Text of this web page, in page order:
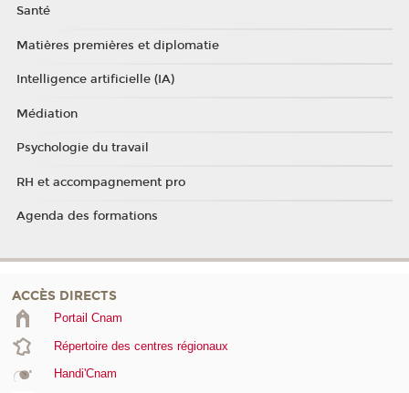
Santé
Matières premières et diplomatie
Intelligence artificielle (IA)
Médiation
Psychologie du travail
RH et accompagnement pro
Agenda des formations
ACCÈS DIRECTS
Portail Cnam
Répertoire des centres régionaux
Handi'Cnam